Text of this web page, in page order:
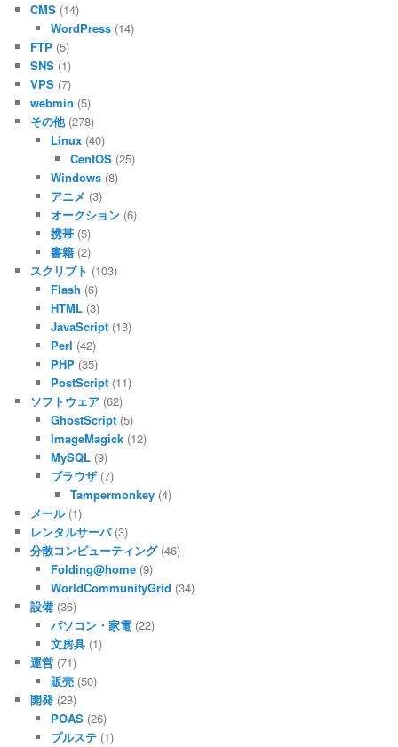
CMS (14)
WordPress(14)
FTP (5)
SNS (1)
VPS (7)
webmin (5)
その他(278)
Linux(40)
CentOS (25)
Windows(8)
アニメ (3)
オークション(6)
携帯(5)
書籍(2)
スクリプト (103)
Flash (6)
HTML(3)
JavaScript(13)
Perl (42)
PHP(35)
PostScript(11)
ソフトウェア (62)
GhostScript(5)
ImageMagick(12)
MySQL(9)
ブラウザ(7)
Tampermonkey (4)
メール(1)
レンタルサーバ(3)
分散コンピューティング(46)
Folding@home(9)
WorldCommunityGrid (34)
設備 (36)
パソコン・家電(22)
文房具(1)
運営 (71)
販売(50)
開発 (28)
POAS(26)
プルステ(1)